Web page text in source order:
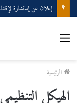
إعلان عن إستشارة
القائمة
الرئيسية
الهيكل